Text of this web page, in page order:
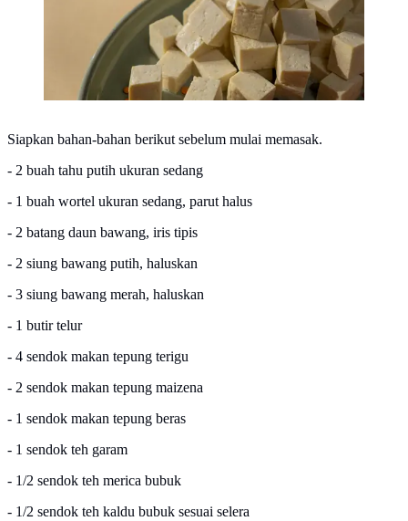
Siapkan bahan-bahan berikut sebelum mulai memasak.
- 2 buah tahu putih ukuran sedang
- 1 buah wortel ukuran sedang, parut halus
- 2 batang daun bawang, iris tipis
- 2 siung bawang putih, haluskan
- 3 siung bawang merah, haluskan
- 1 butir telur
- 4 sendok makan tepung terigu
- 2 sendok makan tepung maizena
- 1 sendok makan tepung beras
- 1 sendok teh garam
- 1/2 sendok teh merica bubuk
- 1/2 sendok teh kaldu bubuk sesuai selera